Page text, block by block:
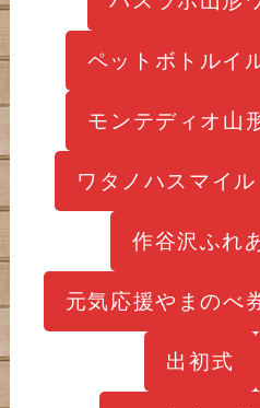
ペットボトルイ
モンテディオ山
ワタノハスマイル
作谷沢ふれ
元気応援やまのべ
出初式